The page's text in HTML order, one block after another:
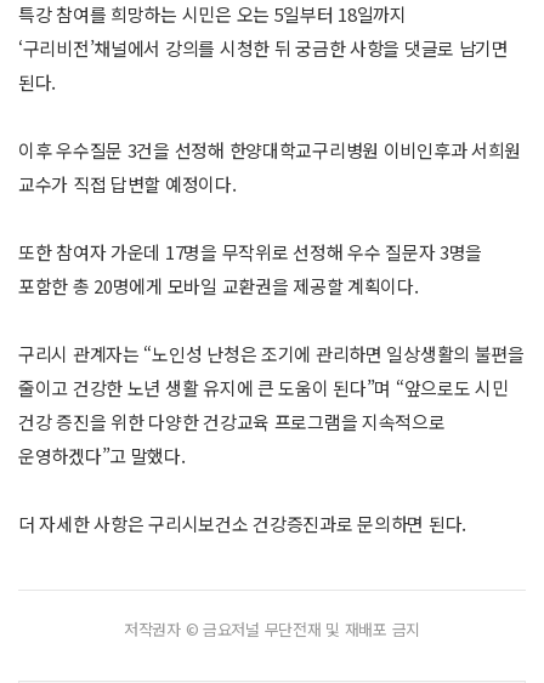
특강 참여를 희망하는 시민은 오는 5일부터 18일까지
‘구리비전’채널에서 강의를 시청한 뒤 궁금한 사항을 댓글로 남기면
된다.
이후 우수질문 3건을 선정해 한양대학교구리병원 이비인후과 서희원
교수가 직접 답변할 예정이다.
또한 참여자 가운데 17명을 무작위로 선정해 우수 질문자 3명을
포함한 총 20명에게 모바일 교환권을 제공할 계획이다.
구리시 관계자는 “노인성 난청은 조기에 관리하면 일상생활의 불편을
줄이고 건강한 노년 생활 유지에 큰 도움이 된다”며 “앞으로도 시민
건강 증진을 위한 다양한 건강교육 프로그램을 지속적으로
운영하겠다”고 말했다.
더 자세한 사항은 구리시보건소 건강증진과로 문의하면 된다.
저작권자 © 금요저널 무단전재 및 재배포 금지